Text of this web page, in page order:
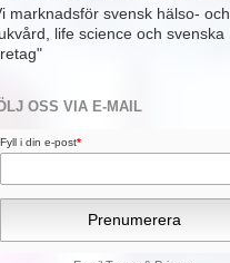
marknadsför svensk hälso- och
life science och svenska
OSS VIA E-MAIL
Fyll i din e-post*